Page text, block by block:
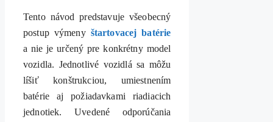
Tento návod predstavuje všeobecný
postup výmeny štartovacej batérie
a nie je určený pre konkrétny model
vozidla. Jednotlivé vozidlá sa môžu
líšiť konštrukciou, umiestnením
batérie aj požiadavkami riadiacich
jednotiek. Uvedené odporúčania